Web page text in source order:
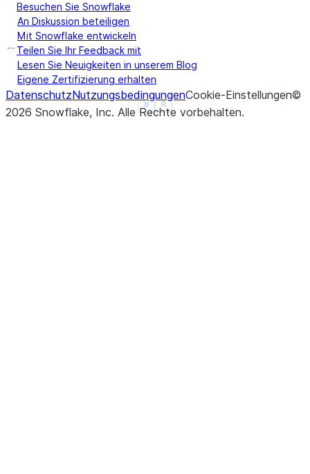
Show less
See more
Besuchen Sie Snowflake
An Diskussion beteiligen
Mit Snowflake entwickeln
Teilen Sie Ihr Feedback mit
Lesen Sie Neuigkeiten in unserem Blog
Eigene Zertifizierung erhalten
DatenschutzNutzungsbedingungenCookie-Einstellungen©
2026 Snowflake, Inc. Alle Rechte vorbehalten.